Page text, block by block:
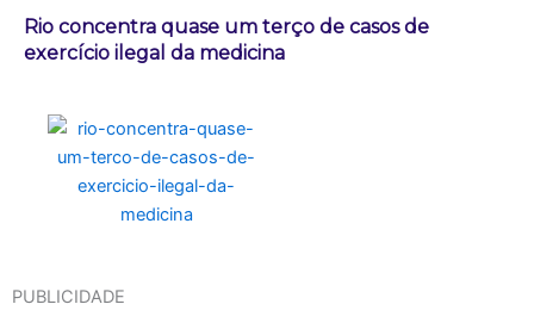
Rio concentra quase um terço de casos de
exercício ilegal da medicina
PUBLICIDADE